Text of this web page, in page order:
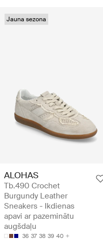
Jauna sezona
ALOHAS
Tb.490 Crochet
Burgundy Leather
Sneakers - Ikdienas
apavi ar pazeminātu
augšdaļu
36 37 38 39 40